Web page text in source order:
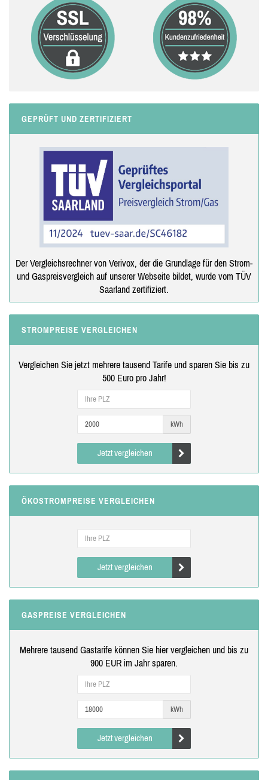
GEPRÜFT UND ZERTIFIZIERT
Der Vergleichsrechner von Verivox, der die Grundlage für den Strom-
und Gaspreisvergleich auf unserer Webseite bildet, wurde vom TÜV
Saarland zertifiziert.
STROMPREISE VERGLEICHEN
Vergleichen Sie jetzt mehrere tausend Tarife und sparen Sie bis zu
500 Euro pro Jahr!
kWh
Jetzt vergleichen
ÖKOSTROMPREISE VERGLEICHEN
Jetzt vergleichen
GASPREISE VERGLEICHEN
Mehrere tausend Gastarife können Sie hier vergleichen und bis zu
900 EUR im Jahr sparen.
kWh
Jetzt vergleichen